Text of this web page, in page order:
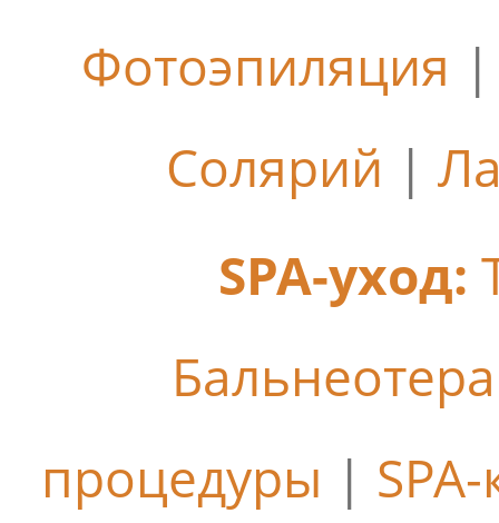
Фотоэпиляция
Солярий |
SPA-уход:
процедуры |